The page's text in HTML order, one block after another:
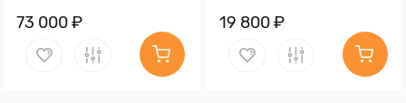
73 000 ₽ 19 800 ₽